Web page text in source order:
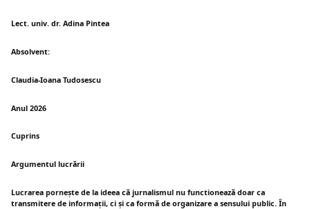
Lect. univ. dr. Adina Pintea
Absolvent:
Claudia-Ioana Tudosescu
Anul 2026
Cuprins
Argumentul lucrării
Lucrarea pornește de la ideea că jurnalismul nu functionează doar ca
transmitere de informații, ci și ca formă de organizare a sensului public. În